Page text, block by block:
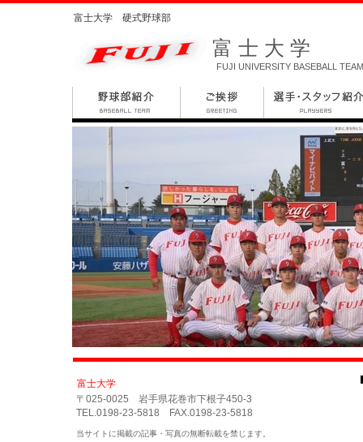
富士大学 硬式野球部
富士大学
FUJI UNIVERSITY BASEBALL TEAM
富士大学
〒025-0025 岩手県花巻市下根子450-3
TEL.0198-23-5818 FAX.0198-23-5818
当サイトに掲載の記事・写真の無断転載を禁じます。